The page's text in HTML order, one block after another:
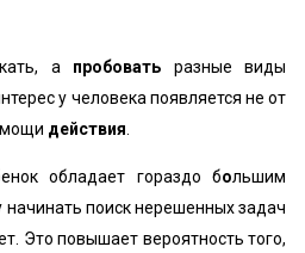
а пробовать разные виды
у человека появляется не от
действия
обладает гораздо большим
поиск нерешенных задач
Это повышает вероятность того,